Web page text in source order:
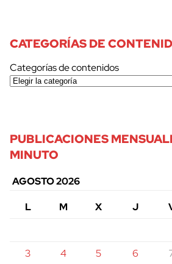
CATEGORÍAS DE
Categorías de contenidos
PUBLICACIONES
MINUTO
AGOSTO 2026
L
M X J
3
4 5 6